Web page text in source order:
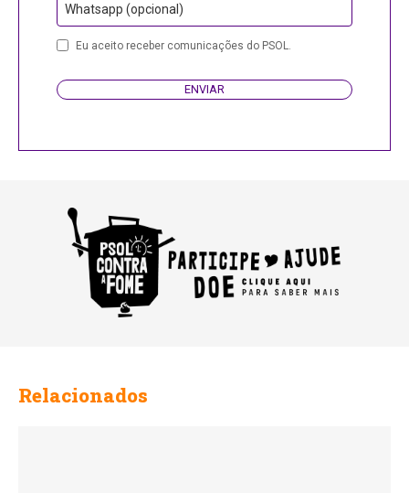
Whatsapp (opcional)
Eu aceito receber comunicações do PSOL.
ENVIAR
Relacionados